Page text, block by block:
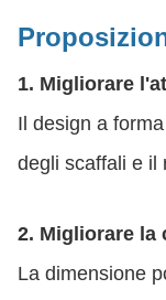
1. Migliorare
Il design a
degli scaffali e il
2. Migliorare la
La dimensione